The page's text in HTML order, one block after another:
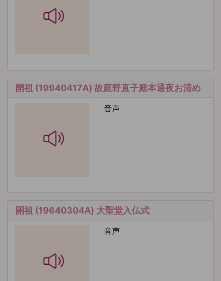
開祖 (19940417A) 故庭野直子殿本通夜お清め
音声
開祖 (19640304A) 大聖堂入仏式
音声